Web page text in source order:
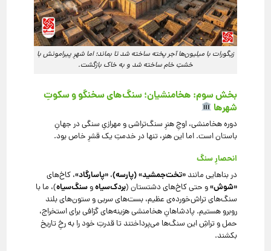
زیگورات با میلیون‌ها آجر پخته ساخته شد تا بماند؛ اما شهرِ پیرامونش با
خشتِ خام ساخته شد و به خاک بازگشت.
بخش سوم: هخامنشیان؛ سنگ‌های سخنگو و سکوتِ
شهرها
دوره هخامنشی، اوجِ هنرِ سنگ‌تراشی و مهرازیِ سنگی در جهانِ
باستان است. اما این هنر، تنها در خدمتِ یک قشرِ خاص بود.
انحصارِ سنگ
در بناهایی مانند«تخت‌جمشید» (پارسه)،«پاسارگاد»، کاخ‌های
«شوش»و حتی کاخ‌های دشتستان (بردک‌سیاهوسنگ‌سیاه)، ما با
سنگ‌های تراش‌خورده‌ی عظیم، بست‌های سربی و ستون‌های بلند
روبرو هستیم. پادشاهانِ هخامنشی هزینه‌های گزافی برای استخراج،
حمل و تراشِ این سنگ‌ها می‌پرداختند تا قدرتِ خود را به رخِ تاریخ
بکشند.